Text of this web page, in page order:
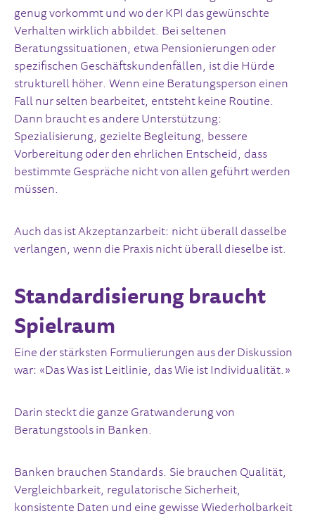
genug vorkommt und wo der KPI das gewünschte
Verhalten wirklich abbildet. Bei seltenen
Beratungssituationen, etwa Pensionierungen oder
spezifischen Geschäftskundenfällen, ist die Hürde
strukturell höher. Wenn eine Beratungsperson einen
Fall nur selten bearbeitet, entsteht keine Routine.
Dann braucht es andere Unterstützung:
Spezialisierung, gezielte Begleitung, bessere
Vorbereitung oder den ehrlichen Entscheid, dass
bestimmte Gespräche nicht von allen geführt werden
müssen.
Auch das ist Akzeptanzarbeit: nicht überall dasselbe
verlangen, wenn die Praxis nicht überall dieselbe ist.
Standardisierung braucht
Spielraum
Eine der stärksten Formulierungen aus der Diskussion
war: «Das Was ist Leitlinie, das Wie ist Individualität.»
Darin steckt die ganze Gratwanderung von
Beratungstools in Banken.
Banken brauchen Standards. Sie brauchen Qualität,
Vergleichbarkeit, regulatorische Sicherheit,
konsistente Daten und eine gewisse Wiederholbarkeit